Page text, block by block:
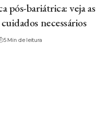
pós-bariátrica: veja as
necessários
5 Min de leitura